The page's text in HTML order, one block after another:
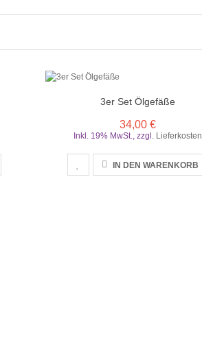
3er Set Ölgefäße
34,00 €
Inkl. 19% MwSt.,zzgl. Lieferkosten
IN DEN WARENKORB